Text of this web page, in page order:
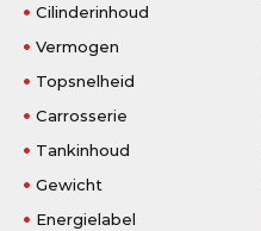
Cilinderinhoud
Vermogen
Topsnelheid
Carrosserie
Tankinhoud
Gewicht
Energielabel